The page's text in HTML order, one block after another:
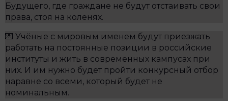
Будущего, где граждане не будут отстаивать свои
права, стоя на коленях.
💌 Учёные с мировым именем будут приезжать
работать на постоянные позиции в российские
институты и жить в современных кампусах при
них. И им нужно будет пройти конкурсный отбор
наравне со всеми, который будет не
номинальным.